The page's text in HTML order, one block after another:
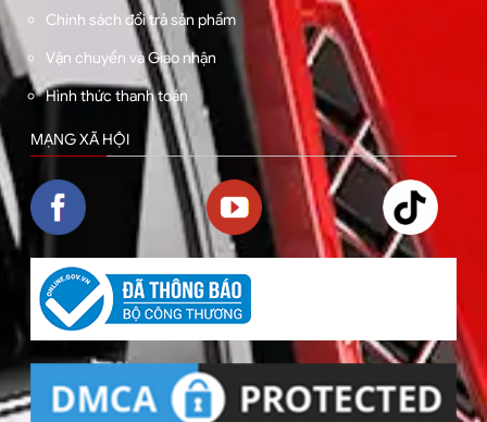
Chính sách đổi trả sản phẩm
Vận chuyển và Giao nhận
Hình thức thanh toán
MẠNG XÃ HỘI